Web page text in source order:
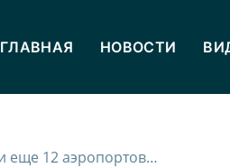
ГЛАВНАЯ НОВОСТИ
Владикавказ и еще 12 аэропортов закрыты после падения БПЛА на здание аэронавигации